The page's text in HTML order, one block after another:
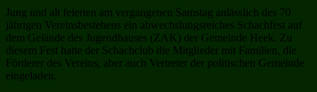
Jung und alt feierten am vergangenen Samstag anlässlich des 70
jährigen Vereinsbestehens ein abwechslungsreiches Schachfest auf
dem Gelände des Jugendhauses (ZAK) der Gemeinde Heek. Zu
diesem Fest hatte der Schachclub die Mitglieder mit Familien, die
Förderer des Vereins, aber auch Vertreter der politischen Gemeinde
eingeladen.